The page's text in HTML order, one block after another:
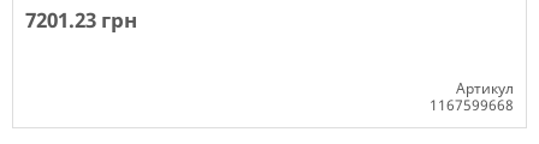
7201.23 грн
Артикул
1167599668